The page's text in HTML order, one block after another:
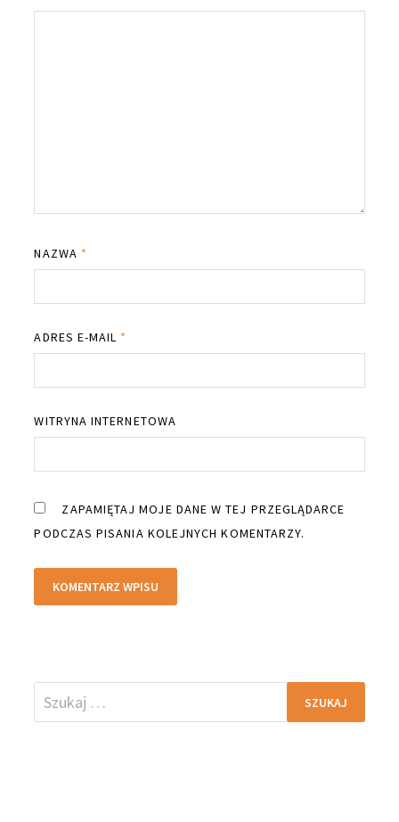
NAZWA *
ADRES E-MAIL *
WITRYNA INTERNETOWA
ZAPAMIĘTAJ MOJE DANE W TEJ PRZEGLĄDARCE
PODCZAS PISANIA KOLEJNYCH KOMENTARZY.
Szukaj: